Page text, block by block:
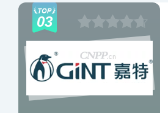
03